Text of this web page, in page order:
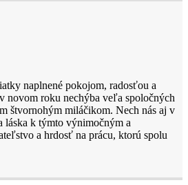
naplnené pokojom, radosťou a
novom roku nechýba veľa spoločných
štvornohým miláčikom. Nech nás aj v
láska k týmto výnimočným a
a hrdosť na prácu, ktorú spolu